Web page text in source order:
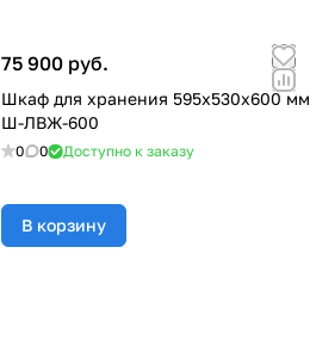
75 900 руб.
Шкаф для хранения 595x530x600 мм
Ш-ЛВЖ-600
0 0 Доступно к заказу
В корзину